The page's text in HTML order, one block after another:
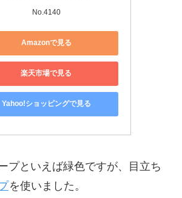
No.4140
Amazonで見る
楽天市場で見る
Yahoo!ショッピングで見る
プといえば緑色ですが、目立ち
を使いました。